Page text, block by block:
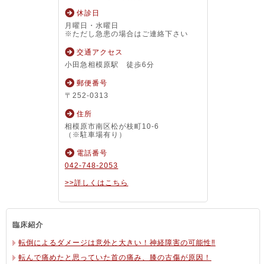
休診日
月曜日・水曜日
※ただし急患の場合はご連絡下さい
交通アクセス
小田急相模原駅 徒歩6分
郵便番号
〒252-0313
住所
相模原市南区松が枝町10-6
（※駐車場有り）
電話番号
042-748-2053
>>詳しくはこちら
臨床紹介
転倒によるダメージは意外と大きい！神経障害の可能性‼
転んで痛めたと思っていた首の痛み、膝の古傷が原因！